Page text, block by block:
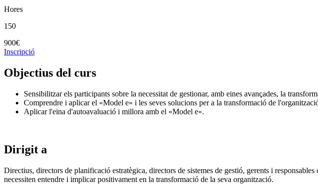
Hores
150
900€
Inscripció
Objectius del curs
Sensibilitzar els participants sobre la necessitat de gestionar, amb eines avançades, la
Comprendre i aplicar el «Model e» i les seves solucions per a la transformació de
Aplicar l'eina d'autoavaluació i millora amb el «Model e».
Dirigit a
Directius, directors de planificació estratègica, directors de sistemes de gestió, gerents i
necessiten entendre i implicar positivament en la transformació de la seva organització.